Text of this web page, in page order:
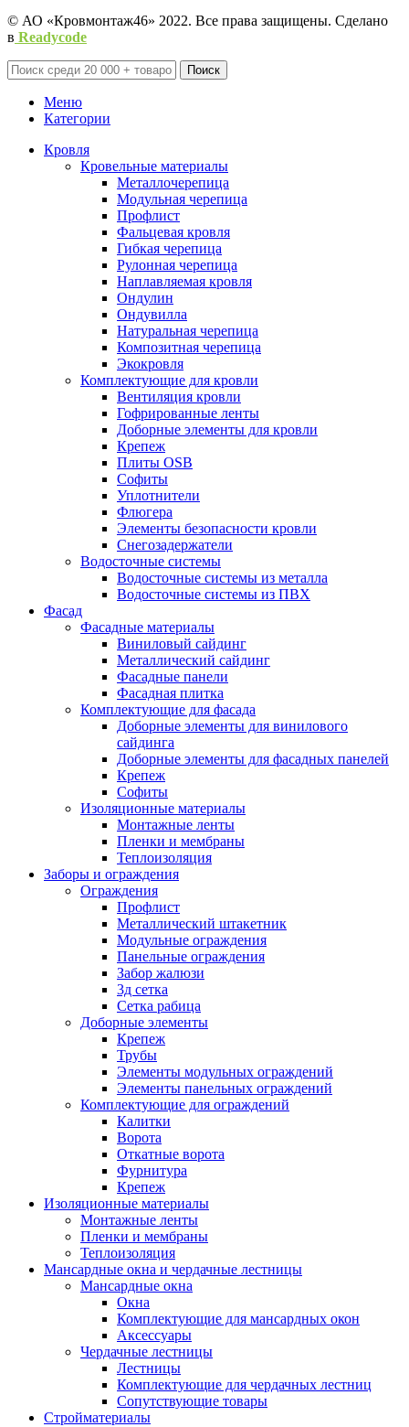
© АО «Кровмонтаж46» 2022. Все права защищены. Сделано
в Readycode
Поиск
Меню
Категории
Кровля
Кровельные материалы
Металлочерепица
Модульная черепица
Профлист
Фальцевая кровля
Гибкая черепица
Рулонная черепица
Наплавляемая кровля
Ондулин
Ондувилла
Натуральная черепица
Композитная черепица
Экокровля
Комплектующие для кровли
Вентиляция кровли
Гофрированные ленты
Доборные элементы для кровли
Крепеж
Плиты OSB
Софиты
Уплотнители
Флюгера
Элементы безопасности кровли
Снегозадержатели
Водосточные системы
Водосточные системы из металла
Водосточные системы из ПВХ
Фасад
Фасадные материалы
Виниловый сайдинг
Металлический сайдинг
Фасадные панели
Фасадная плитка
Комплектующие для фасада
Доборные элементы для винилового
сайдинга
Доборные элементы для фасадных панелей
Крепеж
Софиты
Изоляционные материалы
Монтажные ленты
Пленки и мембраны
Теплоизоляция
Заборы и ограждения
Ограждения
Профлист
Металлический штакетник
Модульные ограждения
Панельные ограждения
Забор жалюзи
3д сетка
Сетка рабица
Доборные элементы
Крепеж
Трубы
Элементы модульных ограждений
Элементы панельных ограждений
Комплектующие для ограждений
Калитки
Ворота
Откатные ворота
Фурнитура
Крепеж
Изоляционные материалы
Монтажные ленты
Пленки и мембраны
Теплоизоляция
Мансардные окна и чердачные лестницы
Мансардные окна
Окна
Комплектующие для мансардных окон
Аксессуары
Чердачные лестницы
Лестницы
Комплектующие для чердачных лестниц
Сопутствующие товары
Стройматериалы